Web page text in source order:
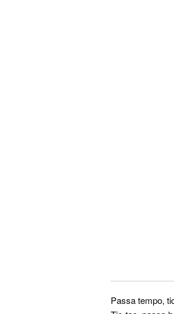
Passa tempo,